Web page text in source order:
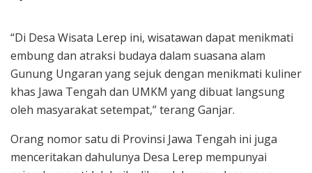
“Di Desa Wisata Lerep ini, wisatawan dapat menikmati
embung dan atraksi budaya dalam suasana alam
Gunung Ungaran yang sejuk dengan menikmati kuliner
khas Jawa Tengah dan UMKM yang dibuat langsung
oleh masyarakat setempat,” terang Ganjar.
Orang nomor satu di Provinsi Jawa Tengah ini juga
menceritakan dahulunya Desa Lerep mempunyai